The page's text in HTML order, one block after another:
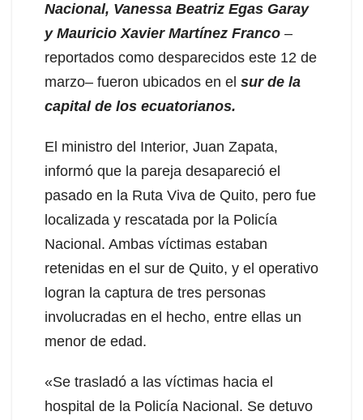
Nacional, Vanessa Beatriz Egas Garay
y Mauricio Xavier Martínez Franco –
reportados como desparecidos este 12 de
marzo– fueron ubicados en el sur de la
capital de los ecuatorianos.
El ministro del Interior, Juan Zapata,
informó que la pareja desapareció el
pasado en la Ruta Viva de Quito, pero fue
localizada y rescatada por la Policía
Nacional. Ambas víctimas estaban
retenidas en el sur de Quito, y el operativo
logran la captura de tres personas
involucradas en el hecho, entre ellas un
menor de edad.
«Se trasladó a las víctimas hacia el
hospital de la Policía Nacional. Se detuvo